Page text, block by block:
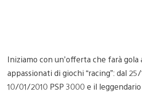
Iniziamo con un’offerta che farà
appassionati di giochi “racing”: dal
10/01/2010 PSP 3000 e il